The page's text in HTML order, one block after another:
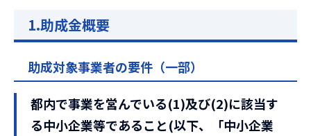
1.助成金概要
助成対象事業者の要件（一部）
都内で事業を営んでいる(1)及び(2)に該当す
る中小企業等であること(以下、「中小企業